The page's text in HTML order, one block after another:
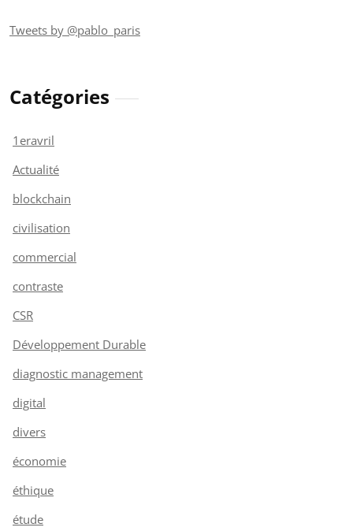
Tweets by @pablo_paris
Catégories
1eravril
Actualité
blockchain
civilisation
commercial
contraste
CSR
Développement Durable
diagnostic management
digital
divers
économie
éthique
étude